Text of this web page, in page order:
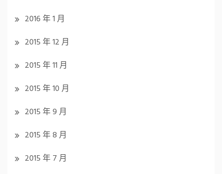
2016 年 1 月
2015 年 12 月
2015 年 11 月
2015 年 10 月
2015 年 9 月
2015 年 8 月
2015 年 7 月